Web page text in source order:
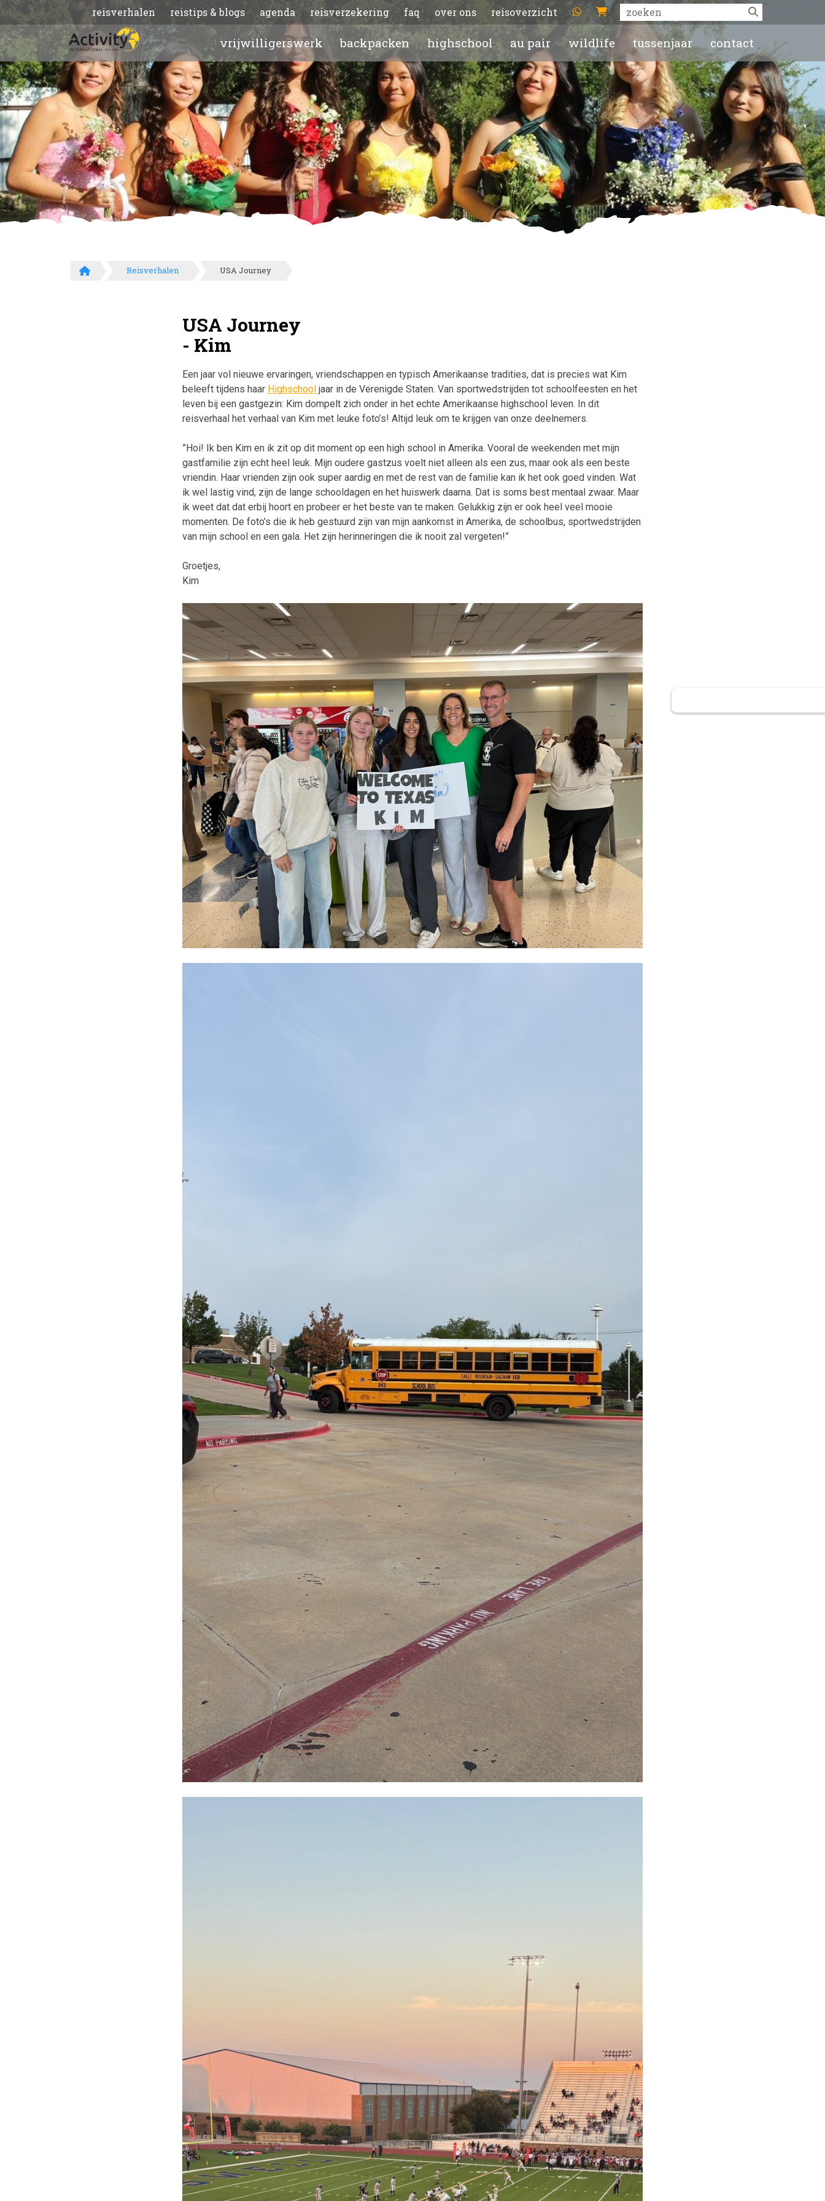
reisverhalen reistips & blogs agenda reisverzekering faq over ons reisoverzicht
vrijwilligerswerk backpacken highschool au pair wildlife tussenjaar contact
Reisverhalen USA Journey
USA Journey
- Kim
Een jaar vol nieuwe ervaringen, vriendschappen en typisch Amerikaanse tradities, dat is precies wat Kim
beleeft tijdens haar Highschool jaar in de Verenigde Staten. Van sportwedstrijden tot schoolfeesten en het
leven bij een gastgezin: Kim dompelt zich onder in het echte Amerikaanse highschool leven. In dit
reisverhaal het verhaal van Kim met leuke foto’s! Altijd leuk om te krijgen van onze deelnemers.
”Hoi! Ik ben Kim en ik zit op dit moment op een high school in Amerika. Vooral de weekenden met mijn
gastfamilie zijn echt heel leuk. Mijn oudere gastzus voelt niet alleen als een zus, maar ook als een beste
vriendin. Haar vrienden zijn ook super aardig en met de rest van de familie kan ik het ook goed vinden. Wat
ik wel lastig vind, zijn de lange schooldagen en het huiswerk daarna. Dat is soms best mentaal zwaar. Maar
ik weet dat dat erbij hoort en probeer er het beste van te maken. Gelukkig zijn er ook heel veel mooie
momenten. De foto’s die ik heb gestuurd zijn van mijn aankomst in Amerika, de schoolbus, sportwedstrijden
van mijn school en een gala. Het zijn herinneringen die ik nooit zal vergeten!”
Groetjes,
Kim